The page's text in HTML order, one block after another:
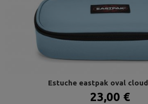
Estuche eastpak oval
23,00 €